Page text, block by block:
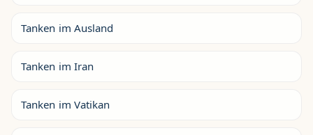
Tanken im Ausland
Tanken im Iran
Tanken im Vatikan